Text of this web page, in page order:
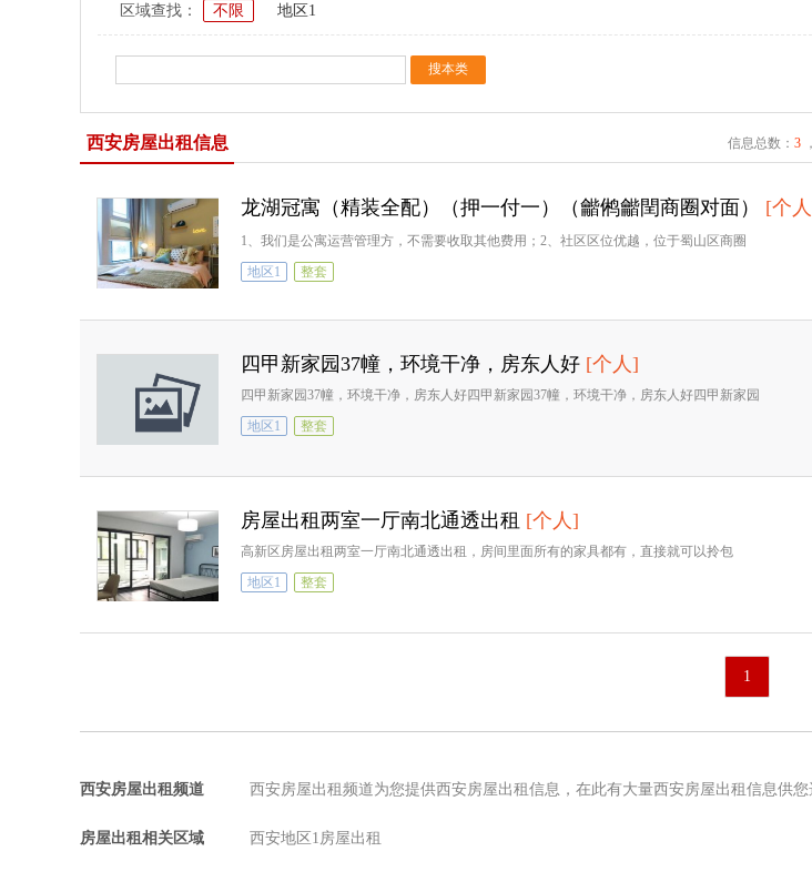
区域查找： 不限 地区1
西安房屋出租信息 信息总数： 3
龙湖冠寓（精装全配）（押一付一）（龤鸺龤閏商圈对面） [个
1、我们是公寓运营管理方，不需要收取其他费用；2、社区区位优越，位于蜀山区商圈
地区1
整套
四甲新家园37幢，环境干净，房东人好 [个人]
四甲新家园37幢，环境干净，房东人好四甲新家园37幢，环境干净，房东人好四甲新家园
地区1
整套
房屋出租两室一厅南北通透出租 [个人]
高新区房屋出租两室一厅南北通透出租，房间里面所有的家具都有，直接就可以拎包
地区1
整套
1
西安房屋出租频道 西安房屋出租频道为您提供西安房屋出租信息，在此有大量西安房屋出租信息供
房屋出租相关区域 西安地区1房屋出租